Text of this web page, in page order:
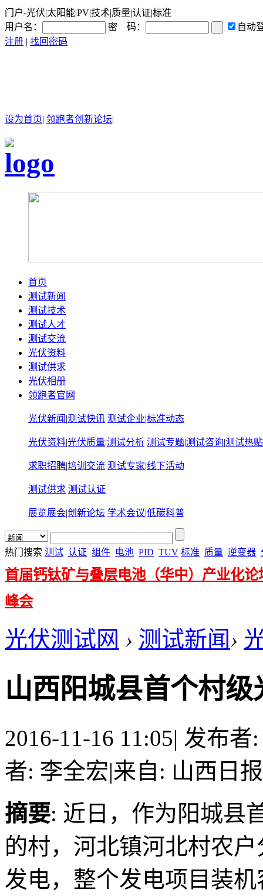
门户-光伏|太阳能|PV|技术|质量|认证|标准
用户名：
密 码：
自动
注册 | 找回密码
设为首页| 领跑者创新论坛|
首页
测试新闻
测试技术
测试人才
测试交流
光伏资料
测试供求
光伏相册
领跑者官网
光伏新闻 |测试快讯 测试企业|标准动态
光伏资料|光伏质量|测试分析 测试专题|测试咨询|测试热贴
求职招聘|培训交流 测试专家|线下活动
测试供求 测试认证
展览展会|创新论坛 学术会议|低碳科普
热门搜索 测试 认证 组件 电池 PID TUV 标准 质量 逆变器
首届钙钛矿与叠层电池（华中）产业化论
峰会
光伏测试网 › 测试新闻›
山西阳城县首个村
2016-11-16 11:05| 发布者
者: 李全宏|来自: 山西日报
摘要: 近日，作为阳城县
的村，河北镇河北村农
发电，整个发电项目装